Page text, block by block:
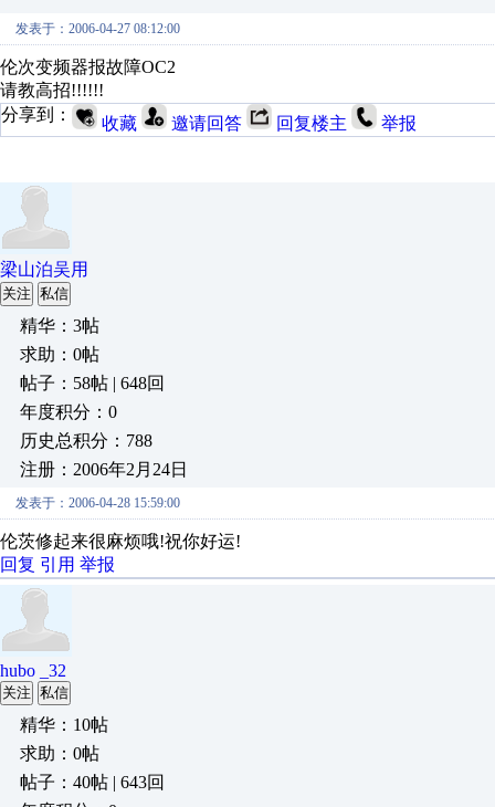
发表于：2006-04-27 08:12:00
伦次变频器报故障OC2
请教高招!!!!!!
分享到：
收藏 邀请回答 回复楼主 举报
梁山泊吴用
关注 私信
精华：3帖
求助：0帖
帖子：58帖 | 648回
年度积分：0
历史总积分：788
注册：2006年2月24日
发表于：2006-04-28 15:59:00
伦茨修起来很麻烦哦!祝你好运!
回复 引用 举报
hubo _32
关注 私信
精华：10帖
求助：0帖
帖子：40帖 | 643回